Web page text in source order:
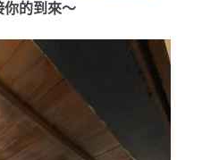
你的到來～